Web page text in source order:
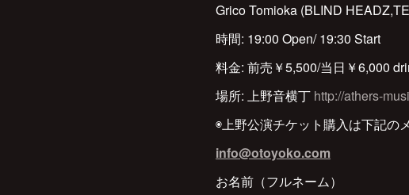
Grico Tomioka (BLIND
時間: 19:00 Open/ 19:30 Start
料金: 前売￥5,500/当日￥6,000
場所: 上野音横丁 http://athers-
◉上野公演チケット購入は下記の
info@otoyoko.com
お名前（フルネーム）